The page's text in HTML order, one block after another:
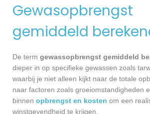
Gewasopbrengst
gemiddeld
De term gewassopbrengst gemiddeld
dieper in op specifieke gewassen zoals
waarbij je niet alleen kijkt naar de totale
naar factoren zoals groeiomstandigheden
binnen opbrengst en kosten om een
winstgevendheid te krijgen.